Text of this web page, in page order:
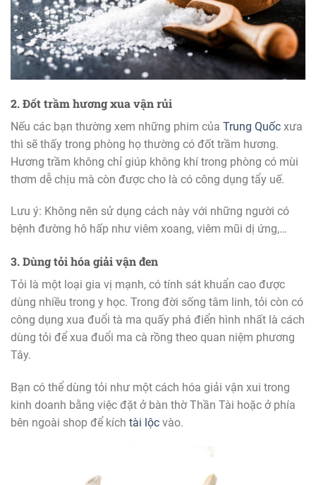
2. Đốt trầm hương xua vận rủi
Nếu các bạn thường xem những phim của Trung Quốc xưa
thì sẽ thấy trong phòng họ thường có đốt trầm hương.
Hương trầm không chỉ giúp không khí trong phòng có mùi
thơm dễ chịu mà còn được cho là có công dụng tẩy uế.
Lưu ý: Không nên sử dụng cách này với những người có
bệnh đường hô hấp như viêm xoang, viêm mũi dị ứng,…
3. Dùng tỏi hóa giải vận đen
Tỏi là một loại gia vị mạnh, có tính sát khuẩn cao được
dùng nhiều trong y học. Trong đời sống tâm linh, tỏi còn có
công dụng xua đuổi tà ma quấy phá điển hình nhất là cách
dùng tỏi để xua đuổi ma cà rồng theo quan niệm phương
Tây.
Bạn có thể dùng tỏi như một cách hóa giải vận xui trong
kinh doanh bằng việc đặt ở bàn thờ Thần Tài hoặc ở phía
bên ngoài shop để kích tài lộc vào.